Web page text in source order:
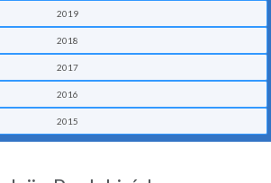
2019
2018
2017
2016
2015